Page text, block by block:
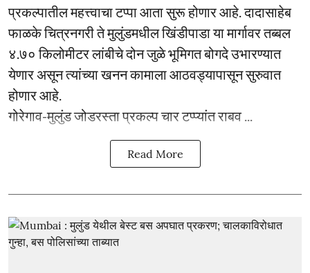
प्रकल्पातील महत्त्वाचा टप्पा आता सुरू होणार आहे. दादासाहेब
फाळके चित्रनगरी ते मुलुंडमधील खिंडीपाडा या मार्गावर तब्बल
४.७० किलोमीटर लांबीचे दोन जुळे भूमिगत बोगदे उभारण्यात
येणार असून त्यांच्या खनन कामाला आठवड्यापासून सुरुवात
होणार आहे.
गोरेगाव-मुलुंड जोडरस्ता प्रकल्प चार टप्प्यांत राबव ...
Read More